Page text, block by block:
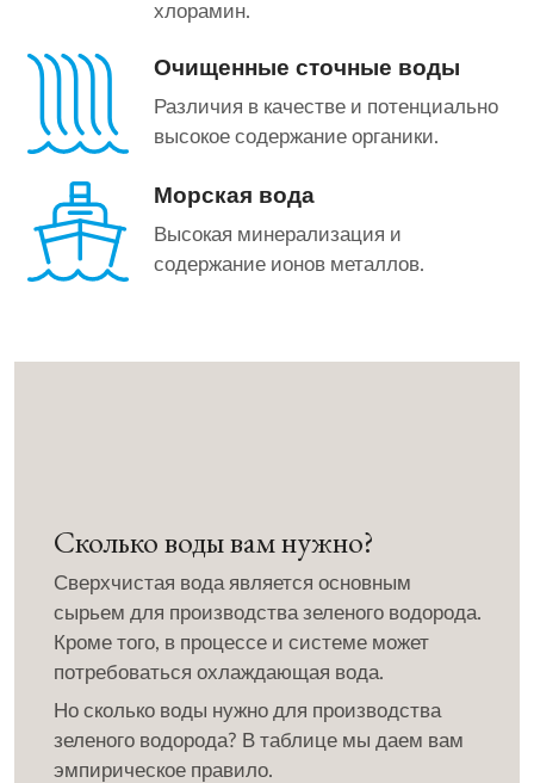
хлорамин.
Очищенные сточные воды
Различия в качестве и потенциально
высокое содержание органики.
Морская вода
Высокая минерализация и
содержание ионов металлов.
Сколько воды вам нужно?
Сверхчистая вода является основным
сырьем для производства зеленого водорода.
Кроме того, в процессе и системе может
потребоваться охлаждающая вода.
Но сколько воды нужно для производства
зеленого водорода? В таблице мы даем вам
эмпирическое правило.